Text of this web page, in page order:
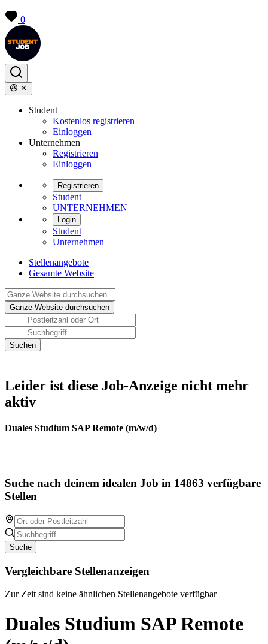
0
Student
Kostenlos registrieren
Einloggen
Unternehmen
Registrieren
Einloggen
Registrieren
Student
UNTERNEHMEN
Login
Student
Unternehmen
Stellenangebote
Gesamte Website
Leider ist diese Job-Anzeige nicht mehr
aktiv
Duales Studium SAP Remote (m/w/d)
Suche nach deinem idealen Job in 14863 verfügbare
Stellen
Suche
Vergleichbare Stellenanzeigen
Zur Zeit sind keine ähnlichen Stellenangebote verfügbar
Duales Studium SAP Remote